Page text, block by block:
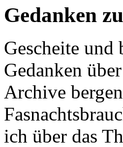
Gedanken
Gescheite und
Gedanken
Archive
ich über das